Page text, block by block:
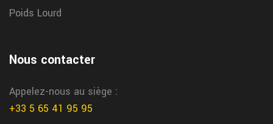
Poids Lourd
Nous contacter
Appelez-nous au siège :
+33 5 65 41 95 95